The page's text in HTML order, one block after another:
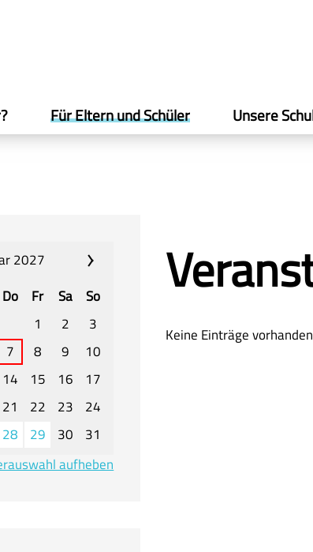
Für Eltern und Schüler Unsere
2027
Do Fr Sa
So
1
2
3
7 8 9
10
14 15 16
17
21 22 23
24
28 29 30
31
aufheben
Keine Einträge vorhanden